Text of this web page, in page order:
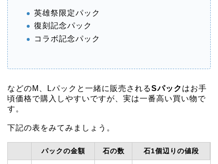
英雄祭限定パック
復刻記念パック
コラボ記念パック
などのM、Lパックと一緒に販売されるSパック はお手
頃価格で購入しやすいですが、実は一番高い買い物で
す。
下記の表をみてみましょう。
パックの金額 石の数 石1個辺りの値段